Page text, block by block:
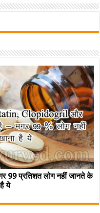
प्रतिशत लोग नहीं जानते के
ये